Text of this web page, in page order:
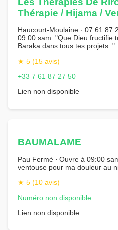
Les Thérapies De
Thérapie / Hijama /
Haucourt-Moulaine · 07 61 87
09:00 sam. "Que Dieu fructifie
Baraka dans tous tes projets ."
★ 5 (15 avis)
+33 7 61 87 27 50
Lien non disponible
BAUMALAME
Pau Fermé ⋅ Ouvre à 09:00
ventouse pour ma douleur au
★ 5 (10 avis)
Numéro non disponible
Lien non disponible